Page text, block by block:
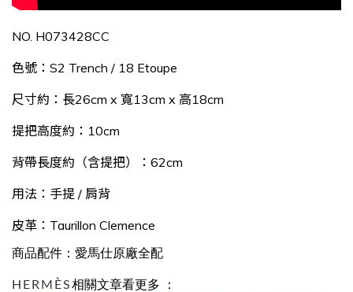
NO. H073428CC
色號：S2 Trench / 18 Etoupe
尺寸約：長26cm x 寬13cm x 高18cm
提把高度約：10cm
背帶長度約 （含提把） ：62cm
用法：手提 / 肩背
皮革： Taurillon Clemence
商品配件 ： 愛馬仕原廠全配
HERMÈS相關文章看更多 ：